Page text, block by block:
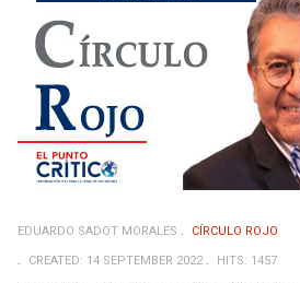
EDUARDO SADOT MORALES
CÍRCULO ROJO
CREATED: 14 SEPTEMBER 2022
HITS: 1457